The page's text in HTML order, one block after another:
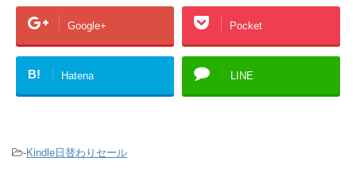
Google+ Pocket
B! Hatena LINE
-Kindle日替わりセール